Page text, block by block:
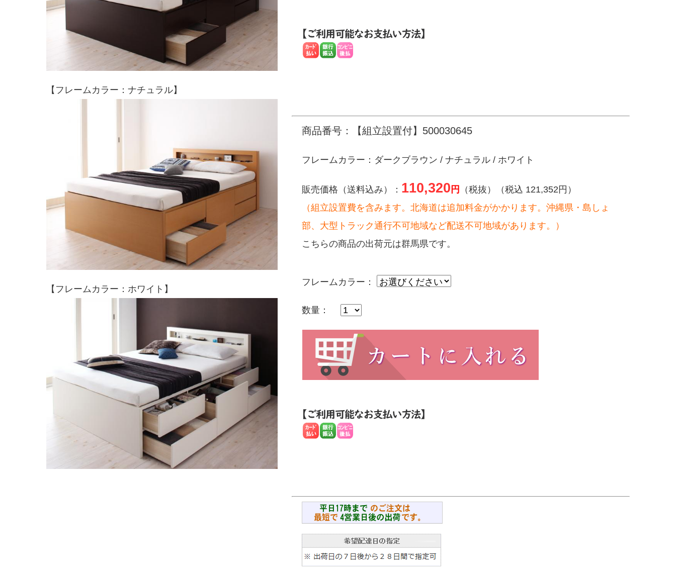
【フレームカラー：ナチュラル】
【フレームカラー：ホワイト】
商品番号：【組立設置付】500030645
フレームカラー：ダークブラウン / ナチュラル / ホワイト
販売価格（送料込み）： 110,320 円
（税抜）（税込 121,352円）
（組立設置費を含みます。北海道は追加料金がかかります。沖縄県・島しょ
部、大型トラック通行不可地域など配送不可地域があります。）
こちらの商品の出荷元は群馬県です。
フレームカラー：
数量：